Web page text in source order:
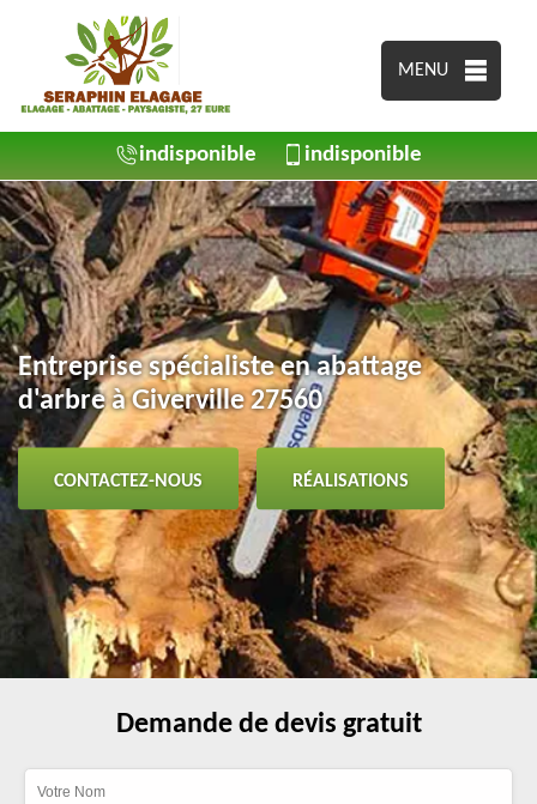
MENU
indisponible indisponible
Entreprise spécialiste en abattage
d'arbre à Giverville 27560
CONTACTEZ-NOUS RÉALISATIONS
Demande de devis gratuit